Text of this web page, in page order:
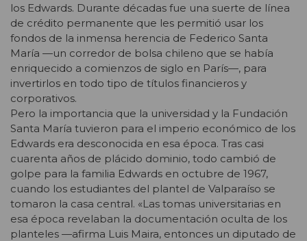
los Edwards. Durante décadas fue una suerte de línea
de crédito permanente que les permitió usar los
fondos de la inmensa herencia de Federico Santa
María —un corredor de bolsa chileno que se había
enriquecido a comienzos de siglo en París—, para
invertirlos en todo tipo de títulos financieros y
corporativos.
Pero la importancia que la universidad y la Fundación
Santa María tuvieron para el imperio económico de los
Edwards era desconocida en esa época. Tras casi
cuarenta años de plácido dominio, todo cambió de
golpe para la familia Edwards en octubre de 1967,
cuando los estudiantes del plantel de Valparaíso se
tomaron la casa central. «Las tomas universitarias en
esa época revelaban la documentación oculta de los
planteles —afirma Luis Maira, entonces un diputado de